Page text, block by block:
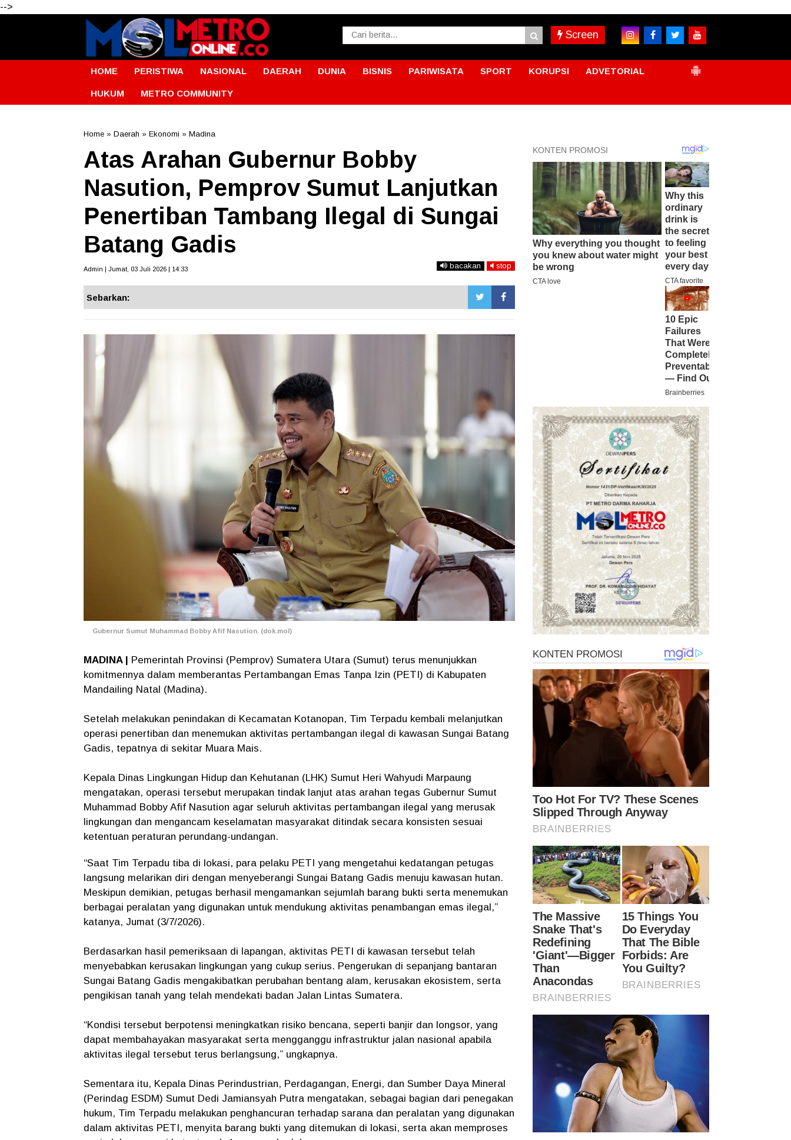
-->
Screen
HOME PERISTIWA NASIONAL DAERAH DUNIA BISNIS PARIWISATA SPORT KORUPSI ADVETORIAL
HUKUM METRO COMMUNITY
Home » Daerah » Ekonomi » Madina
Atas Arahan Gubernur Bobby
Nasution, Pemprov Sumut Lanjutkan
Penertiban Tambang Ilegal di Sungai
Batang Gadis
Admin | Jumat, 03 Juli 2026 | 14:33 bacakan stop
Sebarkan:
Gubernur Sumut Muhammad Bobby Afif Nasution. (dok.mol)
MADINA |
Pemerintah Provinsi (Pemprov) Sumatera Utara (Sumut) terus menunjukkan
komitmennya dalam memberantas Pertambangan Emas Tanpa Izin (PETI) di Kabupaten
Mandailing Natal (Madina).
Setelah melakukan penindakan di Kecamatan Kotanopan, Tim Terpadu kembali melanjutkan
operasi penertiban dan menemukan aktivitas pertambangan ilegal di kawasan Sungai Batang
Gadis, tepatnya di sekitar Muara Mais.
Kepala Dinas Lingkungan Hidup dan Kehutanan (LHK) Sumut Heri Wahyudi Marpaung
mengatakan, operasi tersebut merupakan tindak lanjut atas arahan tegas Gubernur Sumut
Muhammad Bobby Afif Nasution agar seluruh aktivitas pertambangan ilegal yang merusak
lingkungan dan mengancam keselamatan masyarakat ditindak secara konsisten sesuai
ketentuan peraturan perundang-undangan.
“Saat Tim Terpadu tiba di lokasi, para pelaku PETI yang mengetahui kedatangan petugas
langsung melarikan diri dengan menyeberangi Sungai Batang Gadis menuju kawasan hutan.
Meskipun demikian, petugas berhasil mengamankan sejumlah barang bukti serta menemukan
berbagai peralatan yang digunakan untuk mendukung aktivitas penambangan emas ilegal,”
katanya, Jumat (3/7/2026).
Berdasarkan hasil pemeriksaan di lapangan, aktivitas PETI di kawasan tersebut telah
menyebabkan kerusakan lingkungan yang cukup serius. Pengerukan di sepanjang bantaran
Sungai Batang Gadis mengakibatkan perubahan bentang alam, kerusakan ekosistem, serta
pengikisan tanah yang telah mendekati badan Jalan Lintas Sumatera.
“Kondisi tersebut berpotensi meningkatkan risiko bencana, seperti banjir dan longsor, yang
dapat membahayakan masyarakat serta mengganggu infrastruktur jalan nasional apabila
aktivitas ilegal tersebut terus berlangsung,” ungkapnya.
Sementara itu, Kepala Dinas Perindustrian, Perdagangan, Energi, dan Sumber Daya Mineral
(Perindag ESDM) Sumut Dedi Jamiansyah Putra mengatakan, sebagai bagian dari penegakan
hukum, Tim Terpadu melakukan penghancuran terhadap sarana dan peralatan yang digunakan
dalam aktivitas PETI, menyita barang bukti yang ditemukan di lokasi, serta akan memproses